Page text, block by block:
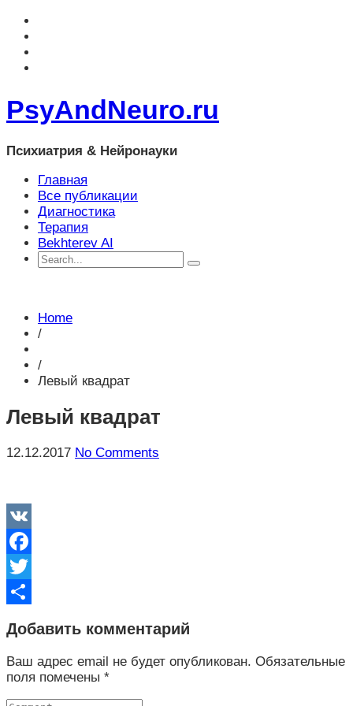
PsyAndNeuro.ru
Психиатрия & Нейронауки
Главная
Все публикации
Диагностика
Терапия
Bekhterev AI
Home
/
/
Левый квадрат
Левый квадрат
12.12.2017 No Comments
VK
Facebook
Twitter
Добавить комментарий
Ваш адрес email не будет опубликован. Обязательные
поля помечены *